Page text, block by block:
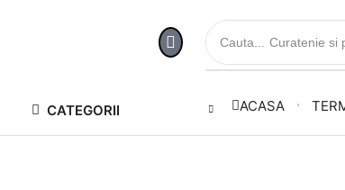
Cauta... Curatenie si
CATEGORII ACASA